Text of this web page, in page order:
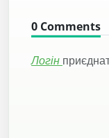
0 Comments
Логін